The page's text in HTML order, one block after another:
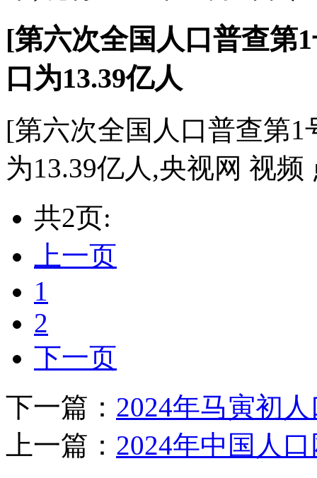
[第六次全国人口普查第
口为13.39亿人
[第六次全国人口普查第
为13.39亿人,央视网 视频
共2页:
上一页
1
2
下一页
下一篇： 2024年马寅初
上一篇： 2024年中国人